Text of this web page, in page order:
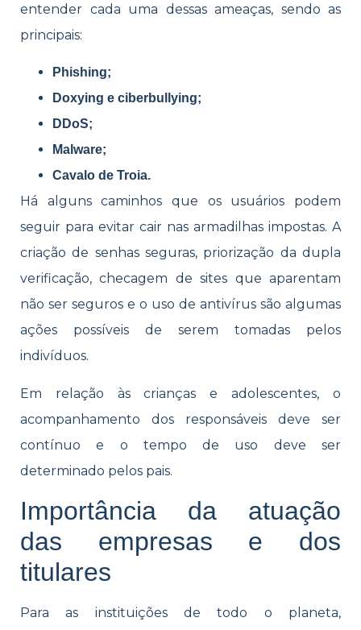
entender cada uma dessas ameaças, sendo as
principais:
Phishing;
Doxying e ciberbullying;
DDoS;
Malware;
Cavalo de Troia.
Há alguns caminhos que os usuários podem
seguir para evitar cair nas armadilhas impostas. A
criação de senhas seguras, priorização da dupla
verificação, checagem de sites que aparentam
não ser seguros e o uso de antivírus são algumas
ações possíveis de serem tomadas pelos
indivíduos.
Em relação às crianças e adolescentes, o
acompanhamento dos responsáveis deve ser
contínuo e o tempo de uso deve ser
determinado pelos pais.
Importância da atuação
das empresas e dos
titulares
Para as instituições de todo o planeta,